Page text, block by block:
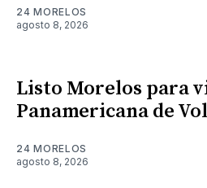
24 MORELOS
agosto 8, 2026
Listo Morelos para
Panamericana de
24 MORELOS
agosto 8, 2026